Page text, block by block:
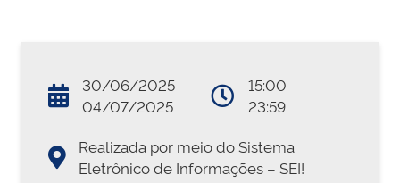
30/06/2025
04/07/2025
15:00
23:59
Realizada por meio do Sistema
Eletrônico de Informações – SEI!